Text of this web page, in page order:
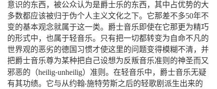
意识的东西，被公众认为是爵士乐的东西，其中占优势的大
多数都应该被归于伪个人主义文化之下。它那差不多50年不
变的基本观念就属于这一类。爵士音乐即使在它那更为精巧
的形式中，也属于轻音乐。只有把一切都转变为自命不凡的
世界观的恶劣的德国习惯才使这里的问题变得模糊不清，并
把爵士音乐尊为某种把自己设想为反叛音乐准则的神圣而又
邪恶的
（heilig-unheilig）
准则。在轻音乐中，爵士音乐无疑
有其功绩。它与从约翰·施特劳斯之后的轻歌剧派生出来的